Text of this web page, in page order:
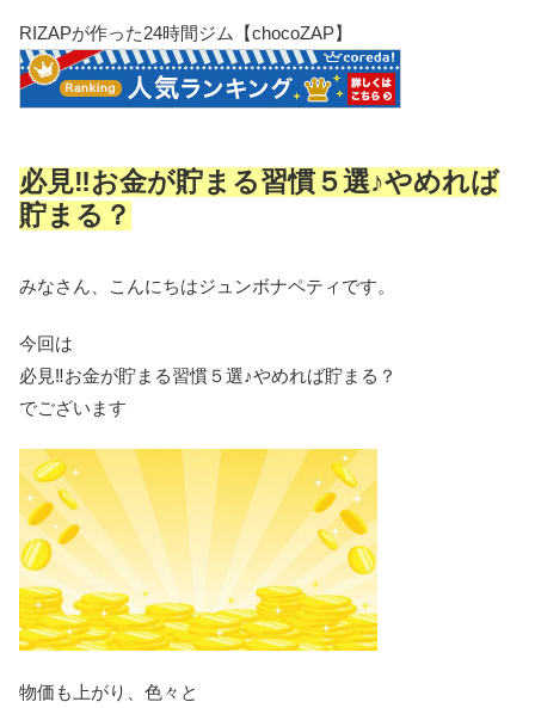
RIZAPが作った24時間ジム【chocoZAP】
必見‼お金が貯まる習慣５選♪やめれば
貯まる？
みなさん、こんにちはジュンボナペティです。
今回は
必見‼お金が貯まる習慣５選♪やめれば貯まる？
でございます
物価も上がり、色々と